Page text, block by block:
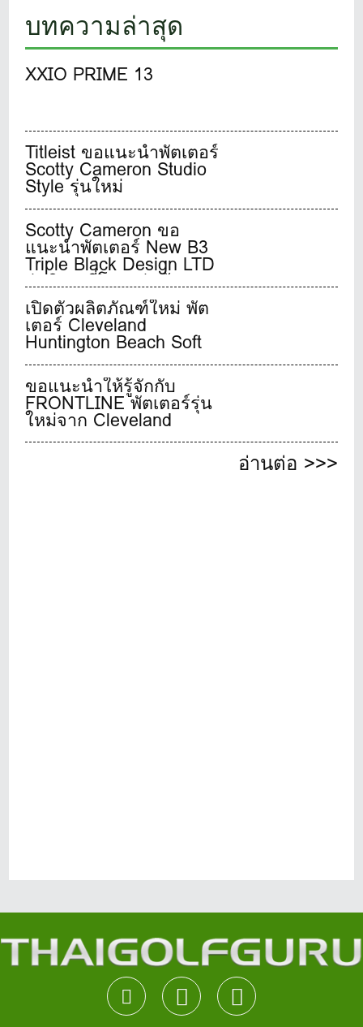
บทความล่าสุด
XXIO PRIME 13
Titleist ขอแนะนำพัตเตอร์
Scotty Cameron Studio
Style รุ่นใหม่
Scotty Cameron ขอ
แนะนำพัตเตอร์ New B3
Triple Black Design LTD
รุ่นพิเศษที่โดดเด่นด้วยรูป
ทรงสุดคลาสสิค แต่ถูก
จินตนาการขึ้นใหม่
เปิดตัวผลิตภัณฑ์ใหม่ พัต
เตอร์ Cleveland
Huntington Beach Soft
Premier
ขอแนะนำให้รู้จักกับ
FRONTLINE พัตเตอร์รุ่น
ใหม่จาก Cleveland
อ่านต่อ >>>